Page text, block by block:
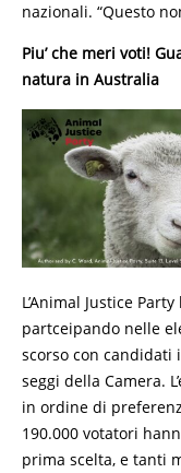
nazionali. “Questo
Piu’ che meri voti!
natura in Australia
L’Animal Justice
partceipando nelle
scorso con
seggi della Camera.
in ordine di
190.000 votatori
prima scelta, e tanti